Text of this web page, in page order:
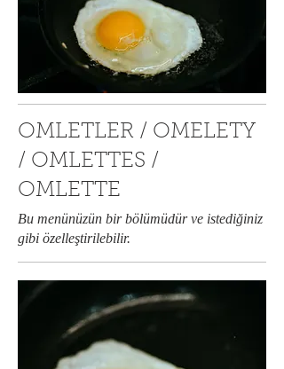
OMLETLER / OMELETY
/ OMLETTES /
OMLETTE
Bu menünüzün bir bölümüdür ve istediğiniz
gibi özelleştirilebilir.